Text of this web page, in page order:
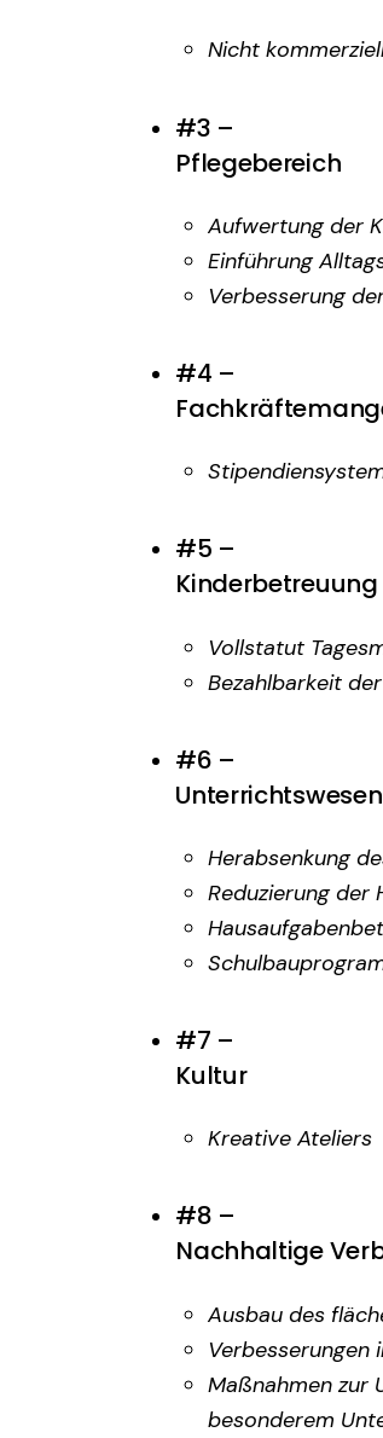
Nicht
#3 –
Pflegebereich
Aufwertung der
Einführung
Verbesserung
#4 –
#5 –
Kinderbetreuung
Vollstatut
Bezahlbarkeit
#6 –
Unterrichtswesen
Herabsenkung
Reduzierung der
#7 –
Kultur
Kreative Ateliers
#8 –
Nachhaltige
Ausbau des
Verbesserungen
Maßnahmen zur
besonderem